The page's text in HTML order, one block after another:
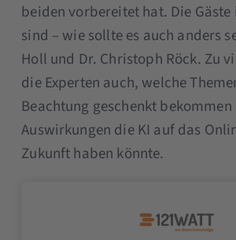
beiden vorbereitet hat. Die Gäste
sind – wie sollte es auch anders
Holl und Dr. Christoph Röck. Zu
die Experten auch, welche
Beachtung geschenkt
Auswirkungen die KI auf das
Zukunft haben könnte.